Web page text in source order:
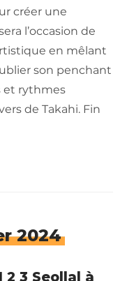
créer une
l’occasion de
en mêlant
son penchant
et rythmes
de Takahi. Fin
2024
2 3 Seollal à